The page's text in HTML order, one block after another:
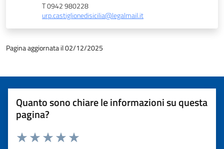
T 0942 980228
urp.castiglionedisicilia@legalmail.it
Pagina aggiornata il 02/12/2025
Quanto sono chiare le informazioni su questa
pagina?